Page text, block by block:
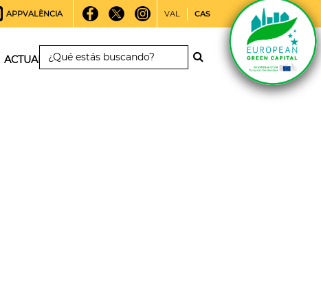
APPVALÈNCIA VAL CAS
ACTUALIDAD